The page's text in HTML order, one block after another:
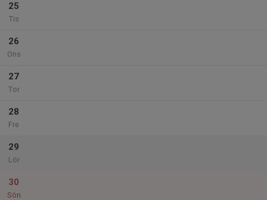
25
Tis
26
Ons
27
Tor
28
Fre
29
Lör
30
Sön